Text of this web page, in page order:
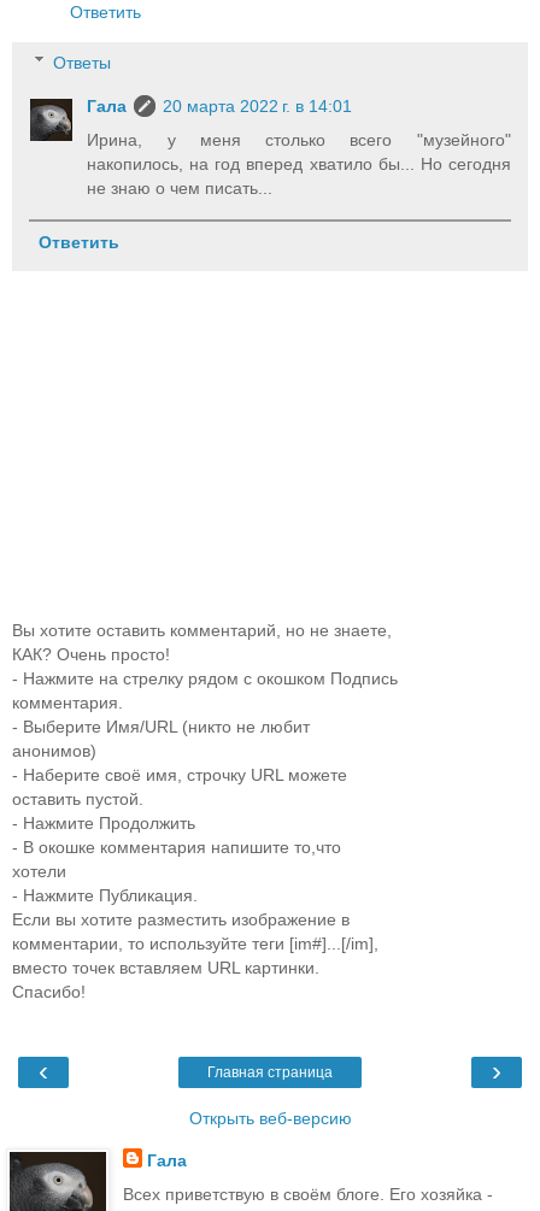
Ответить
Ответы
Гала
20 марта 2022 г. в 14:01
Ирина, у меня столько всего "музейного"
накопилось, на год вперед хватило бы... Но сегодня
не знаю о чем писать...
Ответить
Вы хотите оставить комментарий, но не знаете,
КАК? Очень просто!
- Нажмите на стрелку рядом с окошком Подпись
комментария.
- Выберите Имя/URL (никто не любит
анонимов)
- Наберите своё имя, строчку URL можете
оставить пустой.
- Нажмите Продолжить
- В окошке комментария напишите то,что
хотели
- Нажмите Публикация.
Если вы хотите разместить изображение в
комментарии, то используйте теги [im#]...[/im],
вместо точек вставляем URL картинки.
Спасибо!
‹ ›
Главная страница
Открыть веб-версию
Гала
Всех приветствую в своём блоге. Его хозяйка -